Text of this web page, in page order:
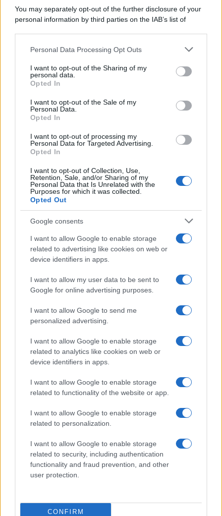
You may separately opt-out of the further disclosure of your
personal information by third parties on the IAB’s list of
This information may also be disclosed by us to third parties
disclose it to other third parties.
Please note that this website/app uses one or more Google
services and may gather and store information including but
not limited to your visit or usage behaviour. You may click to
grant or deny consent to Google and its third-party tags to
consent section.
Personal Data Processing Opt Outs
I want to opt-out of the Sharing of my
personal data.
Opted In
I want to opt-out of the Sale of my
Personal Data.
Opted In
I want to opt-out of processing my
Personal Data for Targeted Advertising.
Opted In
I want to opt-out of Collection, Use,
Retention, Sale, and/or Sharing of my
Personal Data that Is Unrelated with the
Purposes for which it was collected.
Opted Out
Google consents
I want to allow Google to enable storage
related to advertising like cookies on web or
device identifiers in apps.
I want to allow my user data to be sent to
Google for online advertising purposes.
I want to allow Google to send me
personalized advertising.
I want to allow Google to enable storage
related to analytics like cookies on web or
device identifiers in apps.
I want to allow Google to enable storage
related to functionality of the website or app.
I want to allow Google to enable storage
related to personalization.
I want to allow Google to enable storage
related to security, including authentication
functionality and fraud prevention, and other
user protection.
CONFIRM
Motociclismo /
Raúl Fernández vince il Gp di Gran
Bretagna davanti a Martin e Bezzecchi
Il libro /La letteratura che racconta l’estate
L’evento /Premio Dessì 2026, Villacidro si accende di
cultura
Facebook
Cookie Policy
Syndication
Globalist
Globalscience
Globalsport
Culture
Salute
Megachip
GiULia
Prima Pagina
Giornale dello
Spettacolo
Wondernet
Giuliana Sgrena